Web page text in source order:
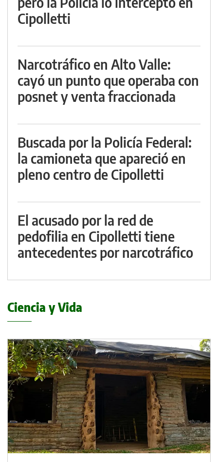
Cipolletti
Narcotráfico en Alto Valle:
cayó un punto que operaba con
posnet y venta fraccionada
Buscada por la Policía Federal:
la camioneta que apareció en
pleno centro de Cipolletti
El acusado por la red de
pedofilia en Cipolletti tiene
antecedentes por narcotráfico
Ciencia y Vida